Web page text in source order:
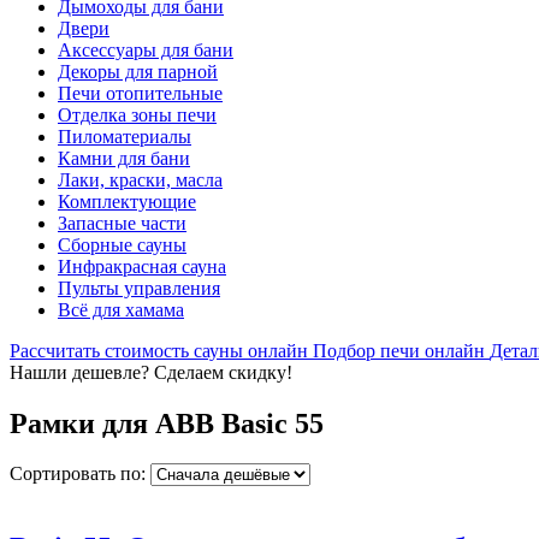
Дымоходы для бани
Двери
Аксессуары для бани
Декоры для парной
Печи отопительные
Отделка зоны печи
Пиломатериалы
Камни для бани
Лаки, краски, масла
Комплектующие
Запасные части
Сборные сауны
Инфракрасная сауна
Пульты управления
Всё для хамама
Рассчитать стоимость сауны онлайн Подбор печи онлайн
Нашли дешевле? Сделаем скидку!
Рамки для ABB Basic 55
Сортировать по: